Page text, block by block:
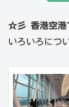
☆彡 香港空港
いろいろにつ